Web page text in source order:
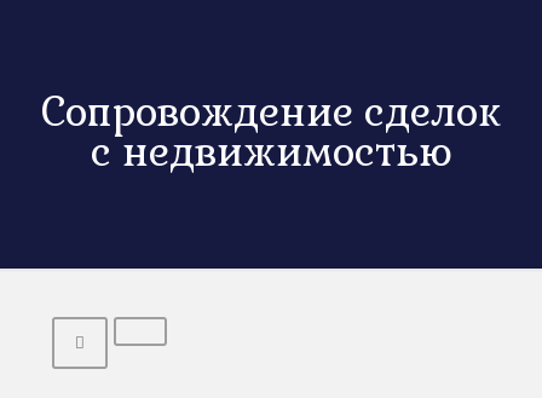
Сопровождение сделок
с недвижимостью